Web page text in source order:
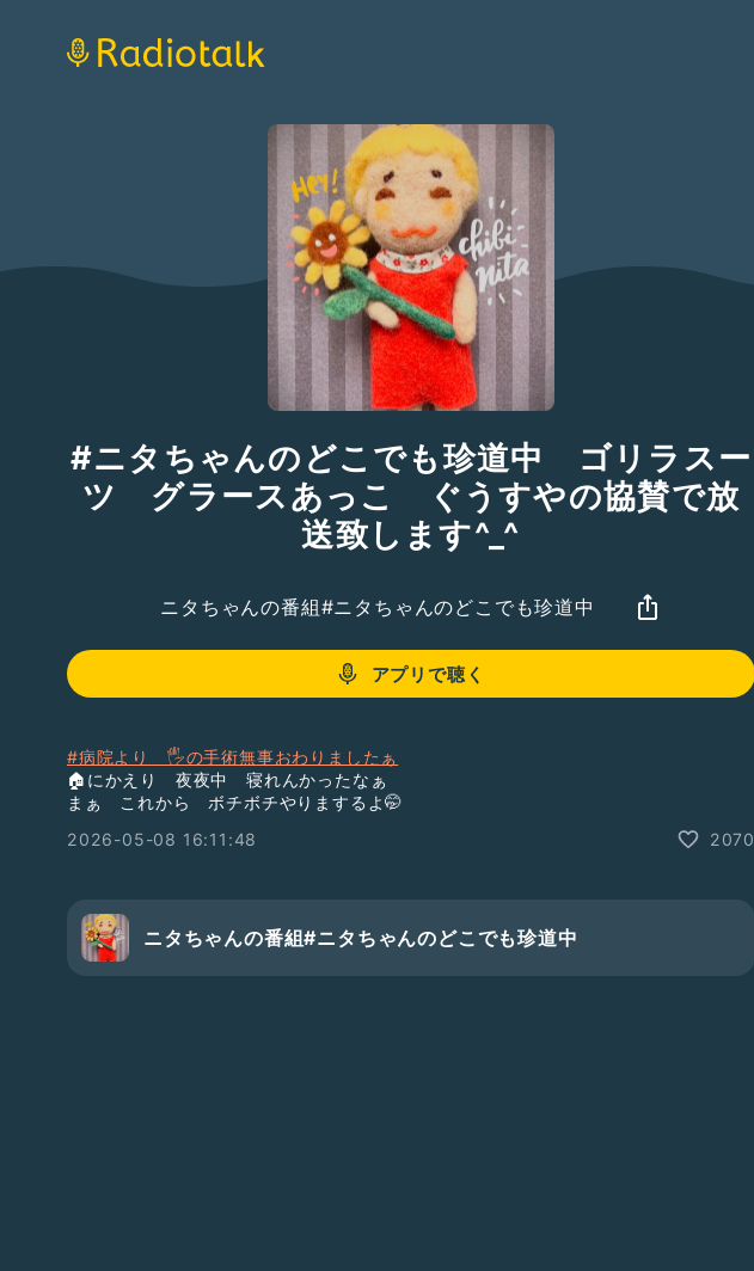
#ニタちゃんのどこでも珍道中 ゴリラスー
ツ グラースあっこ ぐうすやの協賛で放
送致します^_^
ニタちゃんの番組#ニタちゃんのどこでも珍道中
アプリで聴く
#病院より 🖐️の手術無事おわりましたぁ
🏠にかえり 夜夜中 寝れんかったなぁ
まぁ これから ボチボチやりまするよ🤭
2026-05-08 16:11:48
2070
ニタちゃんの番組#ニタちゃんのどこでも珍道中